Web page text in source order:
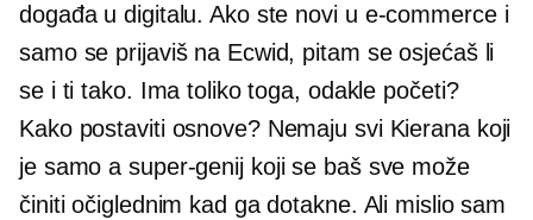
događa u digitalu. Ako ste novi u e-commercei
samo se prijaviš na Ecwid, pitam se osjećaš li
se i ti tako. Ima toliko toga, odakle početi?
Kako postaviti osnove? Nemaju svi Kierana koji
je samo asuper-genijkoji se baš sve može
činiti očiglednim kad ga dotakne. Ali mislio sam